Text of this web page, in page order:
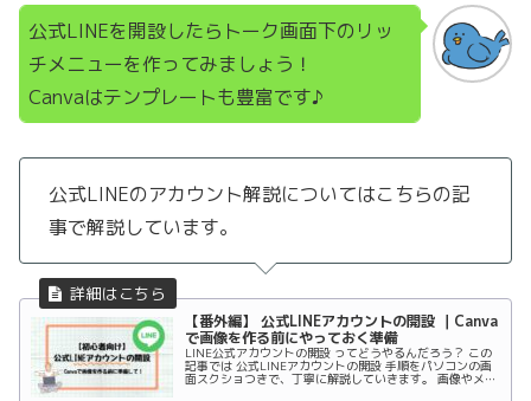
公式LINEを開設したらトーク画面下のリッ
チメニューを作ってみましょう！
Canvaはテンプレートも豊富です♪
公式LINEのアカウント解説についてはこちらの記
事で解説しています。
【番外編】 公式LINEアカウントの開設 ｜Canva
で画像を作る前にやっておく準備
LINE公式アカウントの開設 ってどうやるんだろう？ この
記事では 公式LINEアカウントの開設 手順をパソコンの画
面スクショつきで、丁寧に解説していきます。 画像やメニ